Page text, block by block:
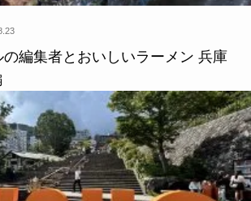
編集者とおいしいラーメン 兵庫